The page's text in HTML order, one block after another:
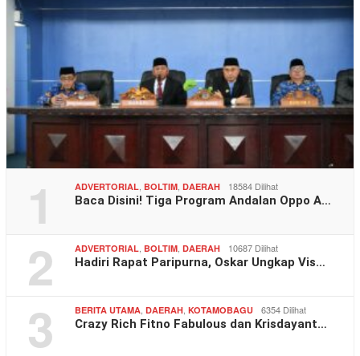
1 ADVERTORIAL BOLTIM DAERAH 18584 Dilihat
Baca Disini! Tiga Program Andalan Oppo A…
2 ADVERTORIAL BOLTIM DAERAH 10687 Dilihat
Hadiri Rapat Paripurna, Oskar Ungkap Vis…
3 BERITA UTAMA DAERAH KOTAMOBAGU 6354 Dilihat
Crazy Rich Fitno Fabulous dan Krisdayant…